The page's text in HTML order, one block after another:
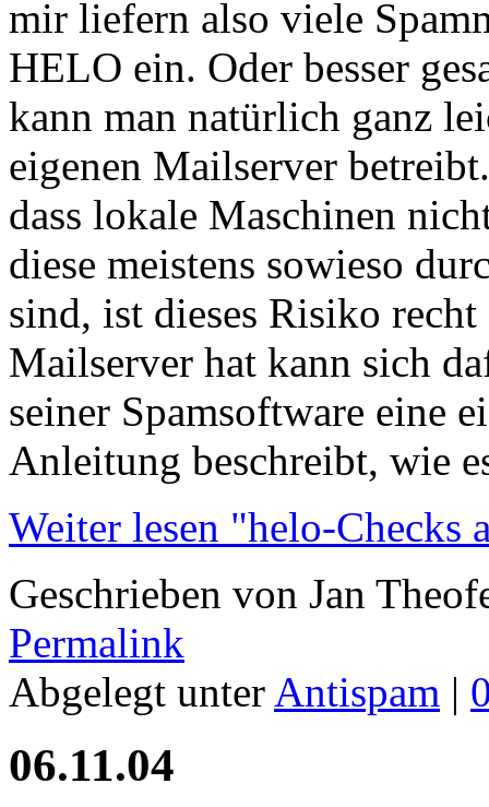
mir liefern also viele
HELO ein. Oder besser
kann man natürlich ganz
eigenen Mailserver
dass lokale Maschinen
diese meistens sowieso
sind, ist dieses Risiko
Mailserver hat kann sich
seiner Spamsoftware eine
Anleitung beschreibt, wie
Weiter lesen "helo-Checks
Geschrieben von Jan
Permalink
Abgelegt unter Antispam |
06.11.04